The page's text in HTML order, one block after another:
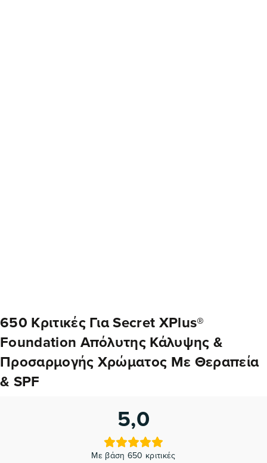
650 Κριτικές ΓιαSecret XPlus®
Foundation Απόλυτης Κάλυψης &
Προσαρμογής Χρώματος Με Θεραπεία
& SPF
5,0
Με βάση 650 κριτικές